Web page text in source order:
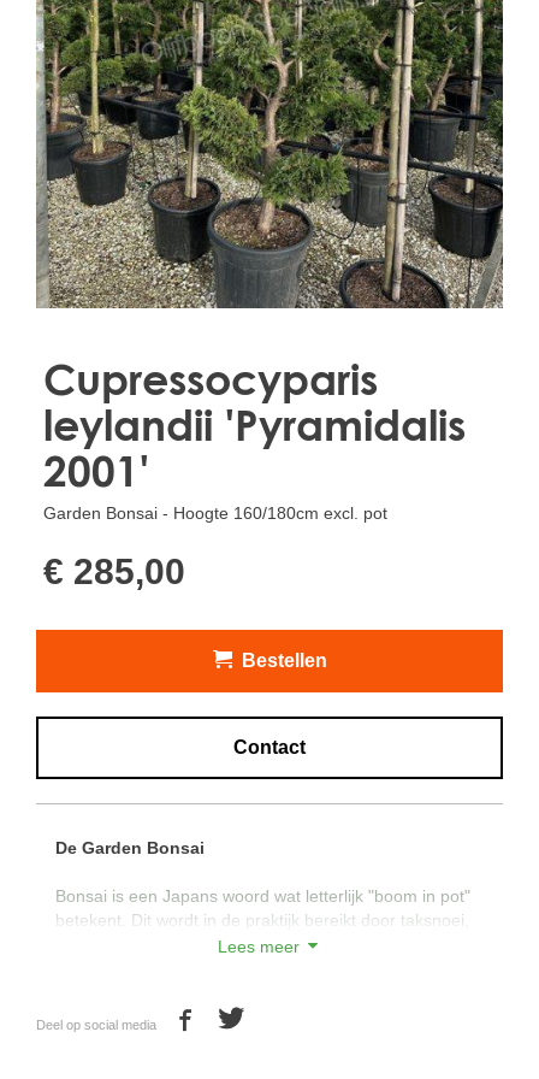
Treesafe
VORSTBESCHERMINGVOORBOMEN.NL
WINTERSCHUTZFUERBAEUME.DE
FROSTPROTECTIONFORTREES.CO.UK
Terracotta
TERRACOTTA.NL
TERRACOTTA.BE
TERRAKOTTA.DE
Cupressocyparis
leylandii 'Pyramidalis
2001'
Garden Bonsai - Hoogte 160/180cm excl. pot
€ 285,00
Bestellen
Contact
De Garden Bonsai
Bonsai is een Japans woord wat letterlijk "boom in pot"
betekent. Dit wordt in de praktijk bereikt door taksnoei,
wortelsnoei, kweken in kleine potten en door stengels
kan een boom, die onder natuurlijke omstandigheden
Lees meer
Deel op social media